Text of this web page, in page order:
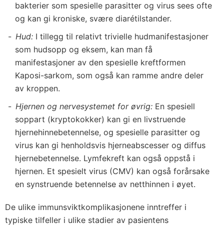
bakterier som spesielle parasitter og virus sees ofte
og kan gi kroniske, svære diarétilstander.
Hud: I tillegg til relativt trivielle hudmanifestasjoner
som hudsopp og eksem, kan man få
manifestasjoner av den spesielle kreftformen
Kaposi-sarkom, som også kan ramme andre deler
av kroppen.
Hjernen og nervesystemet for øvrig: En spesiell
soppart (kryptokokker) kan gi en livstruende
hjernehinnebetennelse, og spesielle parasitter og
virus kan gi henholdsvis hjerneabscesser og diffus
hjernebetennelse. Lymfekreft kan også oppstå i
hjernen. Et spesielt virus (CMV) kan også forårsake
en synstruende betennelse av netthinnen i øyet.
De ulike immunsviktkomplikasjonene inntreffer i
typiske tilfeller i ulike stadier av pasientens